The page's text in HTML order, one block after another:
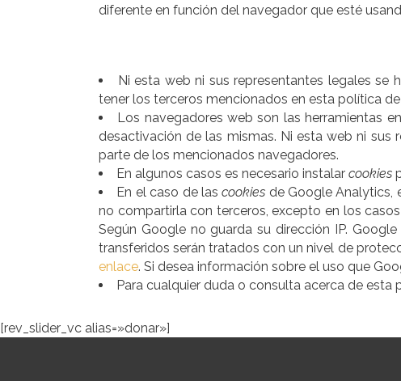
diferente en función del navegador que esté
Ni esta web ni sus representantes legales
tener los terceros mencionados en esta política de
Los navegadores web son las herramientas
desactivación de las mismas. Ni esta web ni sus
parte de los mencionados navegadores.
En algunos casos es necesario instalar cookies
En el caso de lascookies de Google Analytics,
no compartirla con terceros, excepto en los
Según Google no guarda su dirección IP.
transferidos serán tratados con un nivel de
enlace. Si desea información sobre el uso que
Para cualquier duda o consulta acerca de esta
[rev_slider_vc alias=»donar»]